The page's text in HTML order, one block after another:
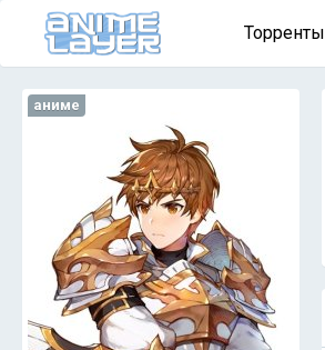
Торренты
аниме